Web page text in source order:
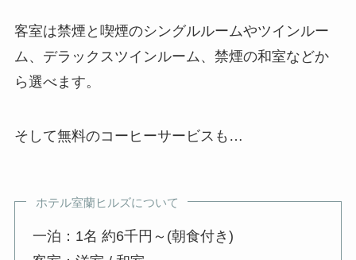
客室は禁煙と喫煙のシングルルームやツインルー
ム、デラックスツインルーム、禁煙の和室などか
ら選べます。
そして無料のコーヒーサービスも…
ホテル室蘭ヒルズについて
一泊：1名 約6千円～(朝食付き)